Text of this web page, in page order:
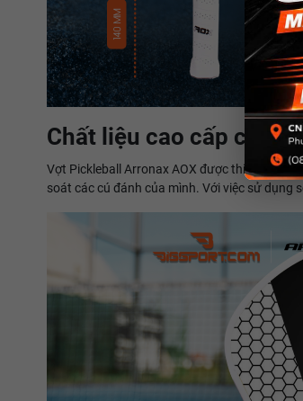
Chất liệu cao cấp của
Vợt Pickleball Arronax AOX được thiết kế từ
soát các cú đánh của mình. Với việc sử dụng